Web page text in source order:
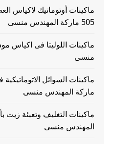
ماكينات أوتوماتيك لاكياس
505 ماركة المهندس منسى
منسى
ماركة المهندس منسى
المهندس منسى